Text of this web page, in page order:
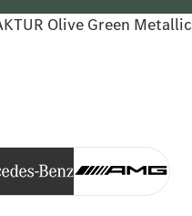
Olive Green Metallic